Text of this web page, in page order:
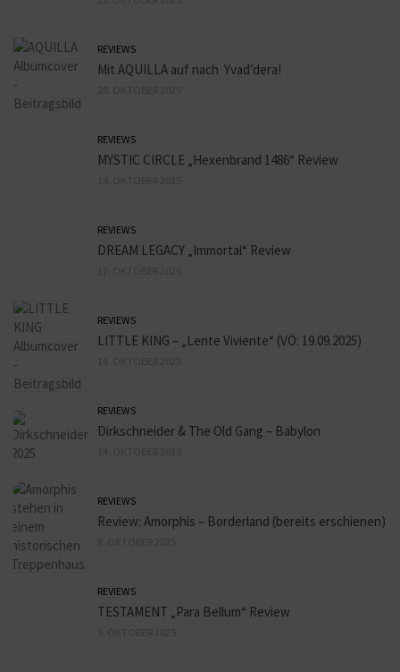
REVIEWS
Mit AQUILLA auf nach Yvad’dera!
REVIEWS
MYSTIC CIRCLE „Hexenbrand 1486“ Review
REVIEWS
DREAM LEGACY „Immortal“ Review
REVIEWS
LITTLE KING – „Lente Viviente“ (VÖ: 19.09.2025)
REVIEWS
Dirkschneider & The Old Gang – Babylon
REVIEWS
Review: Amorphis – Borderland (bereits erschienen)
REVIEWS
TESTAMENT „Para Bellum“ Review